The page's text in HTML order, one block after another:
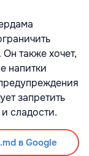
также хочет,
напитки
запретить
сладости.
в Google